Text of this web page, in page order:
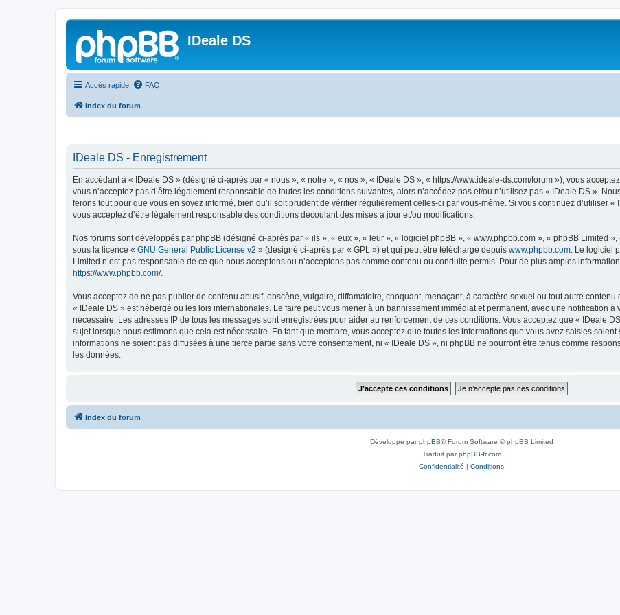
IDeale DS
Accès rapide FAQ
Index du forum
IDeale DS - Enregistrement
En accédant à « IDeale DS » (désigné ci-après par « nous », « notre », « nos », « IDeale DS », « https://www.ideale-ds.com/forum »), vous
vous n’acceptez pas d’être légalement responsable de toutes les conditions suivantes, alors n’accédez pas et/ou n’utilisez pas « IDeale DS ».
ferons tout pour que vous en soyez informé, bien qu’il soit prudent de vérifier régulièrement celles-ci par vous-même. Si vous continuez d’utiliser
vous acceptez d’être légalement responsable des conditions découlant des mises à jour et/ou modifications.
Nos forums sont développés par phpBB (désigné ci-après par « ils », « eux », « leur », « logiciel phpBB », « www.phpbb.com », « phpBB Limited
sous la licence « GNU General Public License v2 » (désigné ci-après par « GPL ») et qui peut être téléchargé depuis www.phpbb.com . Le logiciel
Limited n’est pas responsable de ce que nous acceptons ou n’acceptons pas comme contenu ou conduite permis. Pour de plus amples
https://www.phpbb.com/.
Vous acceptez de ne pas publier de contenu abusif, obscène, vulgaire, diffamatoire, choquant, menaçant, à caractère sexuel ou tout autre
« IDeale DS » est hébergé ou les lois internationales. Le faire peut vous mener à un bannissement immédiat et permanent, avec une notification à
nécessaire. Les adresses IP de tous les messages sont enregistrées pour aider au renforcement de ces conditions. Vous acceptez que « IDeale
sujet lorsque nous estimons que cela est nécessaire. En tant que membre, vous acceptez que toutes les informations que vous avez saisies
informations ne soient pas diffusées à une tierce partie sans votre consentement, ni « IDeale DS », ni phpBB ne pourront être tenus comme
les données.
Index du forum
Développé parphpBB® Forum Software © phpBB Limited
Traduit parphpBB-fr.com
Confidentialité | Conditions